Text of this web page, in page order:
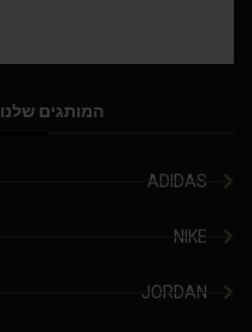
המותגים שלנו
ADIDAS
NIKE
JORDAN